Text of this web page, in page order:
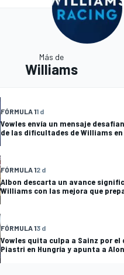
Más de
Williams
FÓRMULA 11 d
Vowles envía un mensaje
de las dificultades de Williams en
FÓRMULA 12 d
Albon descarta un avance
Williams con las mejora que
FÓRMULA 13 d
Vowles quita culpa a Sainz por el
Piastri en Hungría y apunta a